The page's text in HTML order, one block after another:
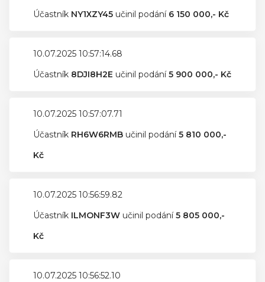
Účastník NY1XZY45 učinil podání 6 150 000,- Kč
10.07.2025 10:57:14.68
Účastník 8DJI8H2E učinil podání5 900 000,- Kč
10.07.2025 10:57:07.71
Účastník RH6W6RMB učinil podání5 810 000,-
Kč
10.07.2025 10:56:59.82
Účastník ILMONF3W učinil podání5 805 000,-
Kč
10.07.2025 10:56:52.10